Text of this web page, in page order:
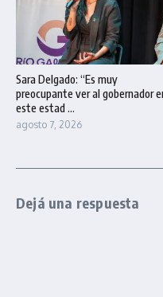
Sara Delgado: “Es muy
preocupante ver al gobernador
este estad ...
agosto 7, 2026
Dejá una respuesta